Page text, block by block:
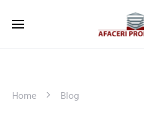
Home Blog